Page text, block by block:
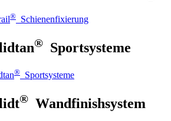
® Schienenfixierung
® Sportsysteme
® Sportsysteme
® Wandfinishsystem